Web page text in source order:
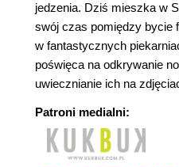
jedzenia. Dziś mieszka w
swój czas pomiędzy bycie
w fantastycznych
poświęca na odkrywanie
uwiecznianie ich na
Patroni medialni: